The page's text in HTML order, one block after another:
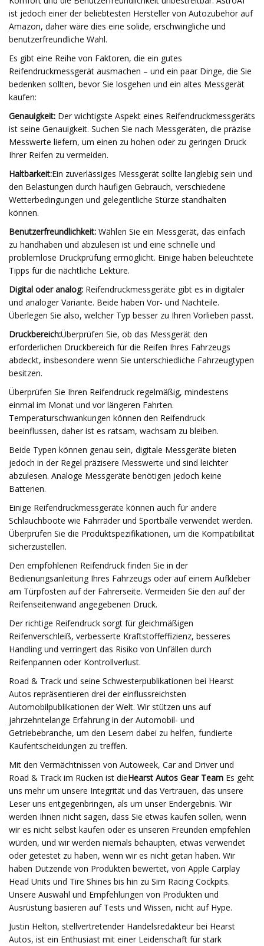
ist jedoch einer der beliebtesten Hersteller von Autozubehör auf
Amazon, daher wäre dies eine solide, erschwingliche und
benutzerfreundliche Wahl.
Es gibt eine Reihe von Faktoren, die ein gutes
Reifendruckmessgerät ausmachen – und ein paar Dinge, die Sie
bedenken sollten, bevor Sie losgehen und ein altes Messgerät
kaufen:
Genauigkeit: Der wichtigste Aspekt eines Reifendruckmessgeräts
ist seine Genauigkeit. Suchen Sie nach Messgeräten, die präzise
Messwerte liefern, um einen zu hohen oder zu geringen Druck
Ihrer Reifen zu vermeiden.
Haltbarkeit:Ein zuverlässiges Messgerät sollte langlebig sein und
den Belastungen durch häufigen Gebrauch, verschiedene
Wetterbedingungen und gelegentliche Stürze standhalten
können.
Benutzerfreundlichkeit: Wählen Sie ein Messgerät, das einfach
zu handhaben und abzulesen ist und eine schnelle und
problemlose Druckprüfung ermöglicht. Einige haben beleuchtete
Tipps für die nächtliche Lektüre.
Digital oder analog: Reifendruckmessgeräte gibt es in digitaler
und analoger Variante. Beide haben Vor- und Nachteile.
Überlegen Sie also, welcher Typ besser zu Ihren Vorlieben passt.
Druckbereich:Überprüfen Sie, ob das Messgerät den
erforderlichen Druckbereich für die Reifen Ihres Fahrzeugs
abdeckt, insbesondere wenn Sie unterschiedliche Fahrzeugtypen
besitzen.
Überprüfen Sie Ihren Reifendruck regelmäßig, mindestens
einmal im Monat und vor längeren Fahrten.
Temperaturschwankungen können den Reifendruck
beeinflussen, daher ist es ratsam, wachsam zu bleiben.
Beide Typen können genau sein, digitale Messgeräte bieten
jedoch in der Regel präzisere Messwerte und sind leichter
abzulesen. Analoge Messgeräte benötigen jedoch keine
Batterien.
Einige Reifendruckmessgeräte können auch für andere
Schlauchboote wie Fahrräder und Sportbälle verwendet werden.
Überprüfen Sie die Produktspezifikationen, um die Kompatibilität
sicherzustellen.
Den empfohlenen Reifendruck finden Sie in der
Bedienungsanleitung Ihres Fahrzeugs oder auf einem Aufkleber
am Türpfosten auf der Fahrerseite. Vermeiden Sie den auf der
Reifenseitenwand angegebenen Druck.
Der richtige Reifendruck sorgt für gleichmäßigen
Reifenverschleiß, verbesserte Kraftstoffeffizienz, besseres
Handling und verringert das Risiko von Unfällen durch
Reifenpannen oder Kontrollverlust.
Road & Track und seine Schwesterpublikationen bei Hearst
Autos repräsentieren drei der einflussreichsten
Automobilpublikationen der Welt. Wir stützen uns auf
jahrzehntelange Erfahrung in der Automobil- und
Getriebebranche, um den Lesern dabei zu helfen, fundierte
Kaufentscheidungen zu treffen.
Mit den Vermächtnissen von Autoweek, Car and Driver und
Road & Track im Rücken ist dieHearst Autos Gear Team Es geht
uns mehr um unsere Integrität und das Vertrauen, das unsere
Leser uns entgegenbringen, als um unser Endergebnis. Wir
werden Ihnen nicht sagen, dass Sie etwas kaufen sollen, wenn
wir es nicht selbst kaufen oder es unseren Freunden empfehlen
würden, und wir werden niemals behaupten, etwas verwendet
oder getestet zu haben, wenn wir es nicht getan haben. Wir
haben Dutzende von Produkten bewertet, von Apple Carplay
Head Units und Tire Shines bis hin zu Sim Racing Cockpits.
Unsere Auswahl und Empfehlungen von Produkten und
Ausrüstung basieren auf Tests und Wissen, nicht auf Hype.
Justin Helton, stellvertretender Handelsredakteur bei Hearst
Autos, ist ein Enthusiast mit einer Leidenschaft für stark